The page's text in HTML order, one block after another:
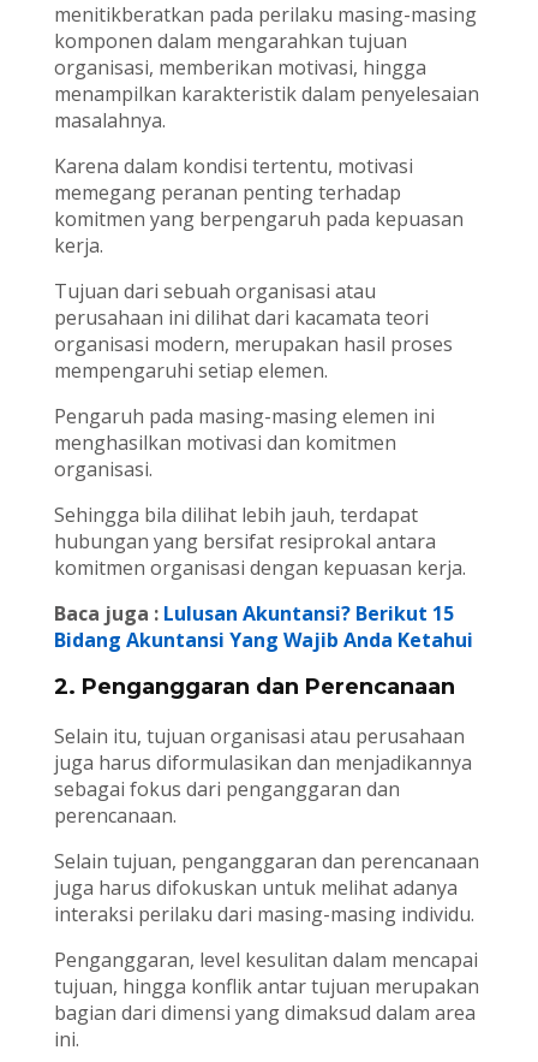
menitikberatkan pada perilaku masing-masing
komponen dalam mengarahkan tujuan
organisasi, memberikan motivasi, hingga
menampilkan karakteristik dalam penyelesaian
masalahnya.
Karena dalam kondisi tertentu, motivasi
memegang peranan penting terhadap
komitmen yang berpengaruh pada kepuasan
kerja.
Tujuan dari sebuah organisasi atau
perusahaan ini dilihat dari kacamata teori
organisasi modern, merupakan hasil proses
mempengaruhi setiap elemen.
Pengaruh pada masing-masing elemen ini
menghasilkan motivasi dan komitmen
organisasi.
Sehingga bila dilihat lebih jauh, terdapat
hubungan yang bersifat resiprokal antara
komitmen organisasi dengan kepuasan kerja.
Baca juga : Lulusan Akuntansi? Berikut 15
Bidang Akuntansi Yang Wajib Anda Ketahui
2. Penganggaran dan Perencanaan
Selain itu, tujuan organisasi atau perusahaan
juga harus diformulasikan dan menjadikannya
sebagai fokus dari penganggaran dan
perencanaan.
Selain tujuan, penganggaran dan perencanaan
juga harus difokuskan untuk melihat adanya
interaksi perilaku dari masing-masing individu.
Penganggaran, level kesulitan dalam mencapai
tujuan, hingga konflik antar tujuan merupakan
bagian dari dimensi yang dimaksud dalam area
ini.